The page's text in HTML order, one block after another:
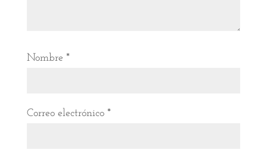
Nombre *
Correo electrónico *